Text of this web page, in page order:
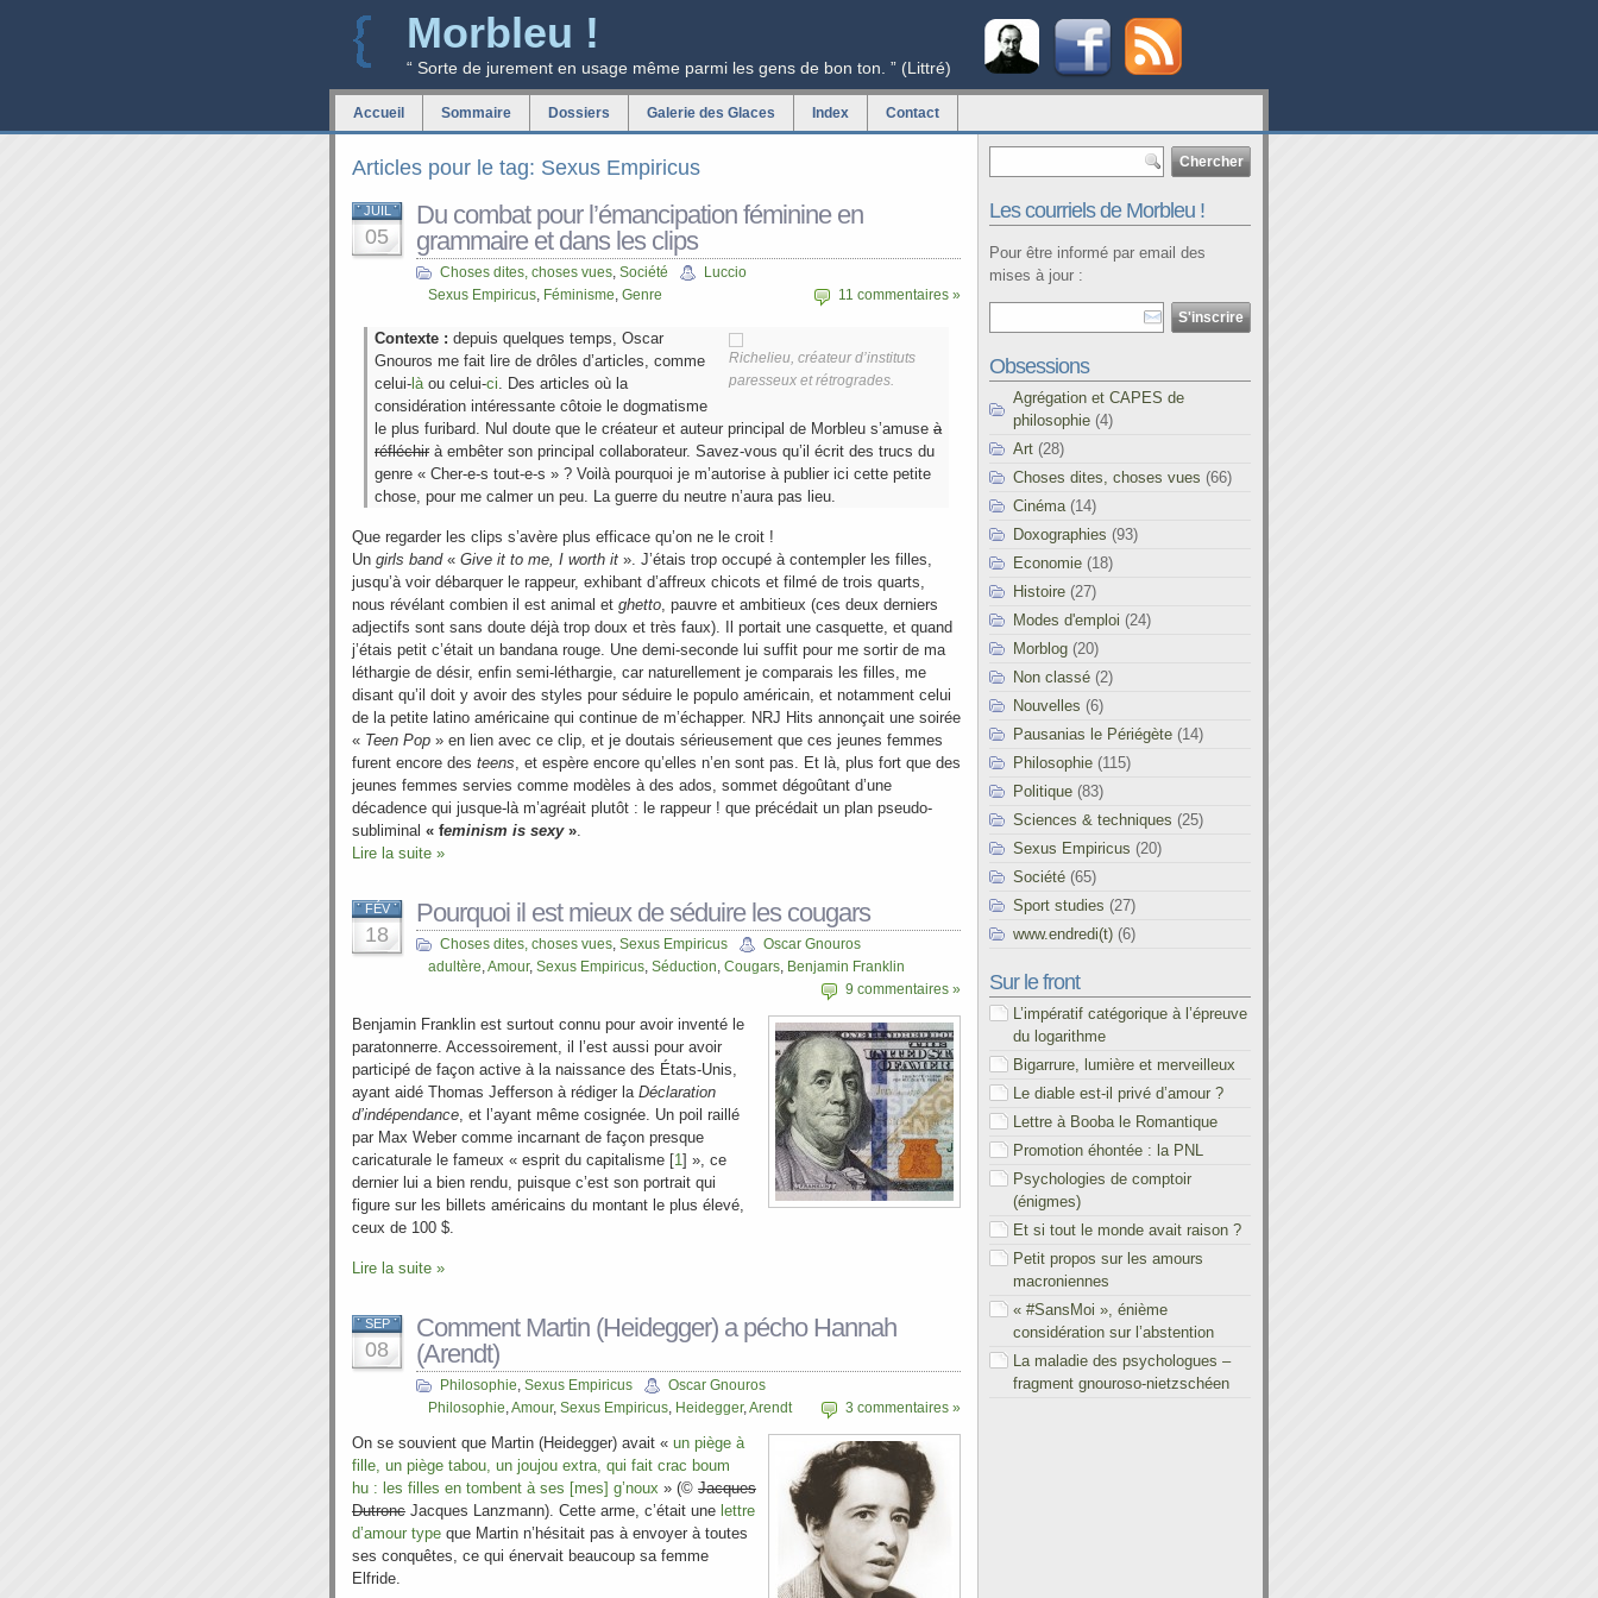
Morbleu !
“ Sorte de jurement en usage même parmi les gens de bon ton. ” (Littré)
Accueil Sommaire Dossiers Galerie des Glaces Index Contact
Articles pour le tag: Sexus Empiricus
JUIL
05
Du combat pour l’émancipation féminine en
grammaire et dans les clips
Choses dites, choses vues, Société
Luccio
Sexus Empiricus, Féminisme, Genre 11 commentaires »
Richelieu, créateur d’instituts
paresseux et rétrogrades.
Contexte : depuis quelques temps, Oscar
Gnouros me fait lire de drôles d’articles, comme
celui- làou celui-ci. Des articles où la
considération intéressante côtoie le dogmatisme
le plus furibard. Nul doute que le créateur et auteur principal de Morbleu s’amuse à
réfléchir à embêter son principal collaborateur. Savez-vous qu’il écrit des trucs du
genre « Cher-e-s tout-e-s » ? Voilà pourquoi je m’autorise à publier ici cette petite
chose, pour me calmer un peu. La guerre du neutre n’aura pas lieu.
Que regarder les clips s’avère plus efficace qu’on ne le croit !
Un girls band« Give it to me, I worth it ». J’étais trop occupé à contempler les filles,
jusqu’à voir débarquer le rappeur, exhibant d’affreux chicots et filmé de trois quarts,
nous révélant combien il est animal et ghetto, pauvre et ambitieux (ces deux derniers
adjectifs sont sans doute déjà trop doux et très faux). Il portait une casquette, et quand
j’étais petit c’était un bandana rouge. Une demi-seconde lui suffit pour me sortir de ma
léthargie de désir, enfin semi-léthargie, car naturellement je comparais les filles, me
disant qu’il doit y avoir des styles pour séduire le populo américain, et notamment celui
de la petite latino américaine qui continue de m’échapper. NRJ Hits annonçait une soirée
« Teen Pop » en lien avec ce clip, et je doutais sérieusement que ces jeunes femmes
furent encore des teens, et espère encore qu’elles n’en sont pas. Et là, plus fort que des
jeunes femmes servies comme modèles à des ados, sommet dégoûtant d’une
décadence qui jusque-là m’agréait plutôt : le rappeur ! que précédait un plan pseudo-
subliminal « feminism is sexy».
Lire la suite »
FÉV
18
Pourquoi il est mieux de séduire les cougars
Choses dites, choses vues, Sexus Empiricus
Oscar Gnouros
adultère,Amour, Sexus Empiricus, Séduction, Cougars, Benjamin Franklin
9 commentaires »
Benjamin Franklin est surtout connu pour avoir inventé le
paratonnerre. Accessoirement, il l’est aussi pour avoir
participé de façon active à la naissance des États-Unis,
ayant aidé Thomas Jefferson à rédiger la Déclaration
d’indépendance, et l’ayant même cosignée. Un poil raillé
par Max Weber comme incarnant de façon presque
caricaturale le fameux « esprit du capitalisme [1] », ce
dernier lui a bien rendu, puisque c’est son portrait qui
figure sur les billets américains du montant le plus élevé,
ceux de 100 $.
Lire la suite »
SEP
08
Comment Martin (Heidegger) a pécho Hannah
(Arendt)
Philosophie, Sexus Empiricus
Oscar Gnouros
Philosophie,Amour, Sexus Empiricus, Heidegger,Arendt 3 commentaires »
On se souvient que Martin (Heidegger) avait « un piège à
fille, un piège tabou, un joujou extra, qui fait crac boum
hu : les filles en tombent à ses [mes] g’noux » (© Jacques
Dutronc Jacques Lanzmann). Cette arme, c’était une lettre
d’amour type que Martin n’hésitait pas à envoyer à toutes
ses conquêtes, ce qui énervait beaucoup sa femme
Elfride.
Les courriels de Morbleu !
Pour être informé par email des
mises à jour :
Obsessions
Agrégation et CAPES de
philosophie (4)
Art (28)
Choses dites, choses vues (66)
Cinéma (14)
Doxographies (93)
Economie (18)
Histoire (27)
Modes d'emploi (24)
Morblog (20)
Non classé (2)
Nouvelles (6)
Pausanias le Périégète (14)
Philosophie (115)
Politique (83)
Sciences & techniques (25)
Sexus Empiricus (20)
Société (65)
Sport studies (27)
www.endredi(t) (6)
Sur le front
L’impératif catégorique à l’épreuve
du logarithme
Bigarrure, lumière et merveilleux
Le diable est-il privé d’amour ?
Lettre à Booba le Romantique
Promotion éhontée : la PNL
Psychologies de comptoir
(énigmes)
Et si tout le monde avait raison ?
Petit propos sur les amours
macroniennes
« #SansMoi », énième
considération sur l’abstention
La maladie des psychologues –
fragment gnouroso-nietzschéen